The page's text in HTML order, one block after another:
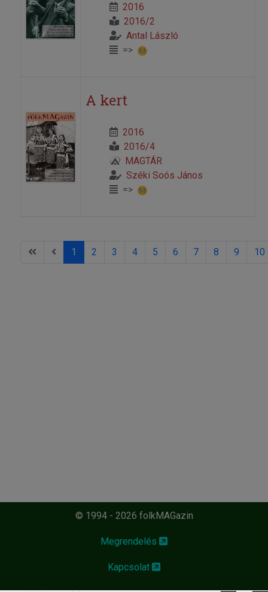
2016
2016/2
Antal László
=>
A kert
2016
2016/4
MAGTÁR
Széki Soós János
=>
1 2 3 4 5 6 7 8 9 10
© 1994 - 2026 folkMAGazin
Megrendelés
Kapcsolat